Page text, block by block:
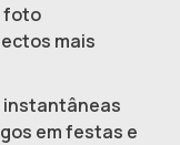
foto
mais
instantâneas
em festas e